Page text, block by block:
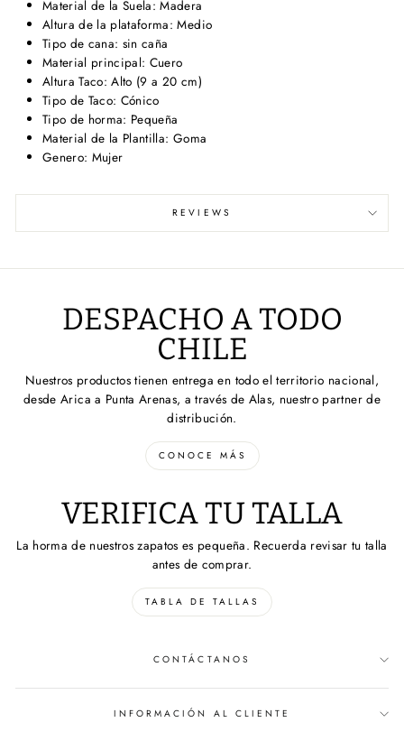
Material de la Suela: Madera
Altura de la plataforma: Medio
Tipo de cana: sin caña
Material principal: Cuero
Altura Taco: Alto (9 a 20 cm)
Tipo de Taco: Cónico
Tipo de horma: Pequeña
Material de la Plantilla: Goma
Genero: Mujer
REVIEWS
DESPACHO A TODO
CHILE
Nuestros productos tienen entrega en todo el territorio nacional,
desde Arica a Punta Arenas, a través de Alas, nuestro partner de
distribución.
CONOCE MÁS
VERIFICA TU TALLA
La horma de nuestros zapatos es pequeña. Recuerda revisar tu talla
antes de comprar.
TABLA DE TALLAS
CONTÁCTANOS
INFORMACIÓN AL CLIENTE